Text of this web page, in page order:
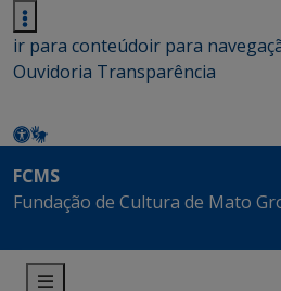
ir para conteúdoir para
Ouvidoria Transparência
FCMS
Fundação de Cultura de Mato